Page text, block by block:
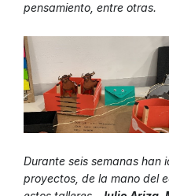
pensamiento, entre otras.
Durante seis semanas han
proyectos, de la mano del